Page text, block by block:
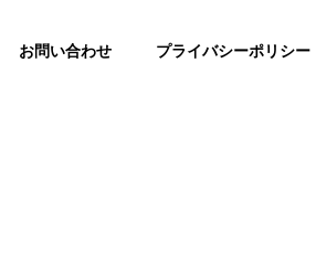
お問い合わせ プライバシーポリシー